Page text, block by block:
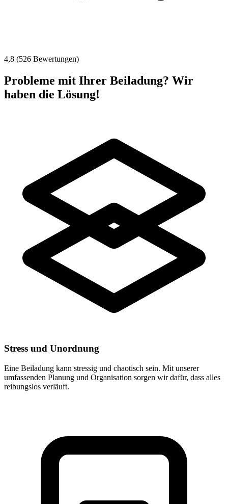
4,8 (526 Bewertungen)
Probleme mit Ihrer Beiladung? Wir
haben die Lösung!
Stress und Unordnung
Eine Beiladung kann stressig und chaotisch sein. Mit unserer
umfassenden Planung und Organisation sorgen wir dafür, dass alles
reibungslos verläuft.